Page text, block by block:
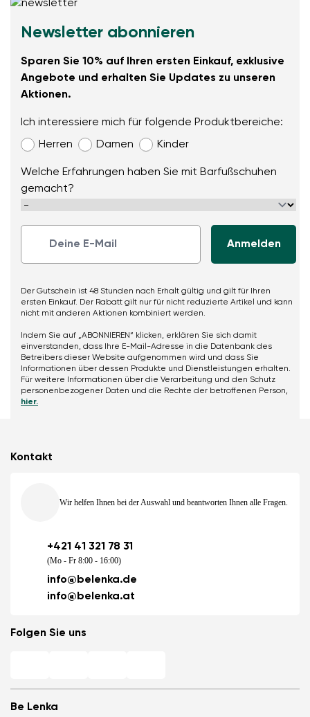
Newsletter abonnieren
Sparen Sie 10% auf Ihren ersten Einkauf, exklusive
Angebote und erhalten Sie Updates zu unseren
Aktionen.
Ich interessiere mich für folgende Produktbereiche:
Herren
Damen Kinder
Welche Erfahrungen haben Sie mit Barfußschuhen
gemacht?
Der Gutschein ist 48 Stunden nach Erhalt gültig und gilt für Ihren
ersten Einkauf. Der Rabatt gilt nur für nicht reduzierte Artikel und kann
nicht mit anderen Aktionen kombiniert werden.
Indem Sie auf „ABONNIEREN“ klicken, erklären Sie sich damit
einverstanden, dass Ihre E-Mail-Adresse in die Datenbank des
Betreibers dieser Website aufgenommen wird und dass Sie
Informationen über dessen Produkte und Dienstleistungen erhalten.
Für weitere Informationen über die Verarbeitung und den Schutz
personenbezogener Daten und die Rechte der betroffenen Person,
hier.
Be Lenka
Kontakt
Wir helfen Ihnen bei der Auswahl und beantworten Ihnen alle Fragen.
+421 41 321 78 31
(Mo - Fr 8:00 - 16:00)
info@belenka.de
info@belenka.at
Folgen Sie uns